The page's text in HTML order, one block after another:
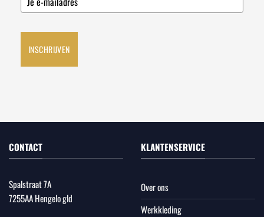
INSCHRIJVEN
CONTACT
Spalstraat 7A
7255AA Hengelo gld
KLANTENSERVICE
Over ons
Werkkleding